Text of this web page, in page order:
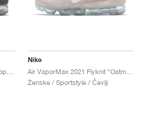
Nike
Air VaporMax 2021 Flyknit "Oatmeal"
Ženske / Sportstyle / Čevlji